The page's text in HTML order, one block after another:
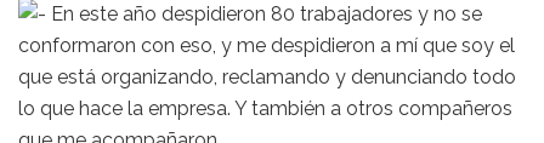
En este año despidieron 80 trabajadores y no se
conformaron con eso, y me despidieron a mí que soy el
que está organizando, reclamando y denunciando todo
lo que hace la empresa. Y también a otros compañeros